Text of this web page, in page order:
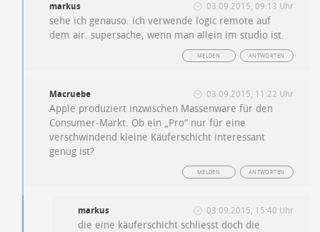
markus 03.09.2015, 09:13 Uhr
sehe ich genauso. ich verwende logic remote auf
dem air. supersache, wenn man allein im studio ist.
ANTWORTEN
MELDEN
Macruebe 03.09.2015, 11:22 Uhr
Apple produziert inzwischen Massenware für den
Consumer-Markt. Ob ein „Pro“ nur für eine
verschwindend kleine Käuferschicht interessant
genug ist?
ANTWORTEN
MELDEN
markus 03.09.2015, 15:40 Uhr
die eine käuferschicht schliesst doch die